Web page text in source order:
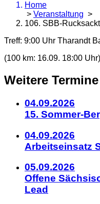
Home
> Veranstaltung >
106. SBB-
Details
zum
Treff: 9:00 Uhr Tharandt
(100 km: 16.09. 18:00 Uhr)
Weitere Termine
04.09.2026
15. Sommer-
04.09.2026
Arbeitseinsatz
05.09.2026
Offene
Lead